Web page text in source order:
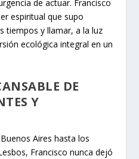
de actuar. Francisco
espiritual que supo
tiempos y llamar, a la luz
ecológica integral en un
DE
Y
Aires hasta los
Francisco nunca dejó